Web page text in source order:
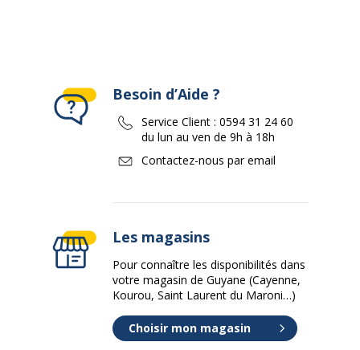
Besoin d’Aide ?
Service Client : 0594 31 24 60
du lun au ven de 9h à 18h
Contactez-nous par email
Les magasins
Pour connaître les disponibilités dans
votre magasin de Guyane (Cayenne,
Kourou, Saint Laurent du Maroni…)
Choisir mon magasin